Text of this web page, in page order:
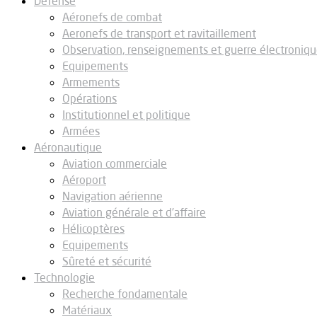
Aéronefs de combat
Aeronefs de transport et ravitaillement
Observation, renseignements et guerre
Equipements
Armements
Opérations
Institutionnel et politique
Armées
Aéronautique
Aviation commerciale
Aéroport
Navigation aérienne
Aviation générale et d’affaire
Hélicoptères
Equipements
Sûreté et sécurité
Technologie
Recherche fondamentale
Matériaux